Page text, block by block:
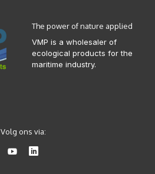
The power of nature applied
VMP is a wholesaler of
ecological products for the
maritime industry.
Volg ons via: